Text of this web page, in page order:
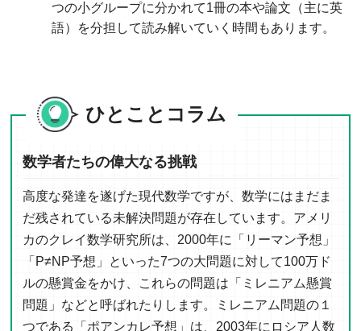
つの小グループに分かれて1冊の本や論文（主に英
語）を分担して読み解いていく時間もあります。
ひとことコラム
数学者たちの偉大なる挑戦
高度な発達を遂げた現代数学ですが、数学にはまだま
だ残されている未解決問題が存在しています。アメリ
カのクレイ数学研究所は、2000年に「リーマン予想」
「P≠NP予想」といった7つの大問題に対して100万ド
ルの懸賞金をかけ、これらの問題は「ミレニアム懸賞
問題」などと呼ばれたりします。ミレニアム問題の１
つである「ポアンカレ予想」は、2003年にロシア人数